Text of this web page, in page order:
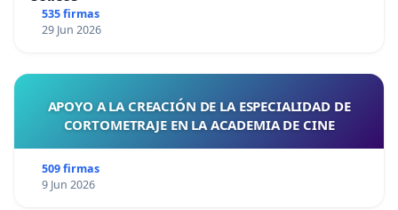
535 firmas
29 Jun 2026
APOYO A LA CREACIÓN DE LA ESPECIALIDAD DE
CORTOMETRAJE EN LA ACADEMIA DE CINE
509 firmas
9 Jun 2026